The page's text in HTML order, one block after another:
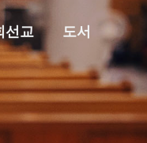
선교 도서